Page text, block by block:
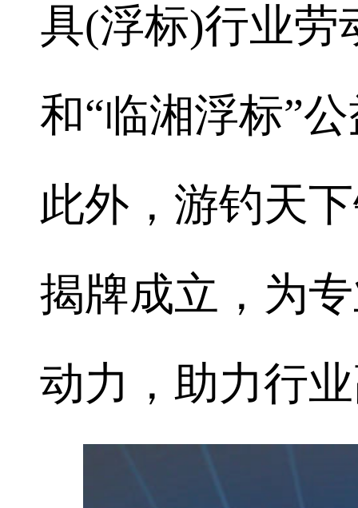
具(浮标)行业劳
和“临湘浮标”
此外，游钓天
揭牌成立，为
动力，助力行